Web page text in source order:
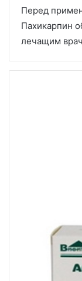
Перед
Пахикарпин
лечащим